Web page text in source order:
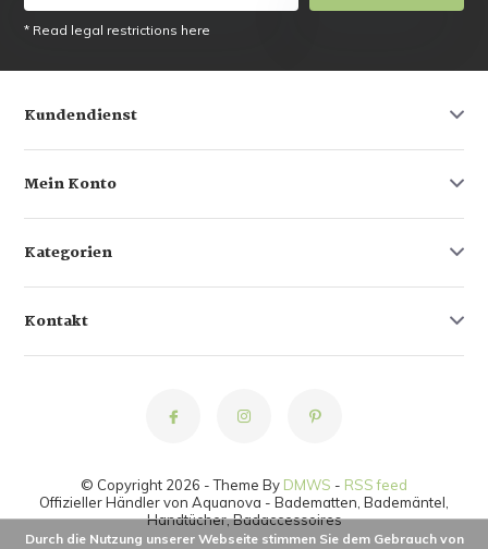
* Read legal restrictions here
Kundendienst
Mein Konto
Kategorien
Kontakt
© Copyright 2026 - Theme By DMWS - RSS feed
Offizieller Händler von Aquanova - Badematten, Bademäntel,
Handtücher, Badaccessoires
Durch die Nutzung unserer Webseite stimmen Sie dem Gebrauch von